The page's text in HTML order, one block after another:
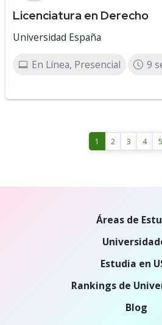
Licenciatura en Derecho
Universidad España
En Línea, Presencial 9
1 2 3 4 5
Áreas de
Estudia en
Rankings de
Blog